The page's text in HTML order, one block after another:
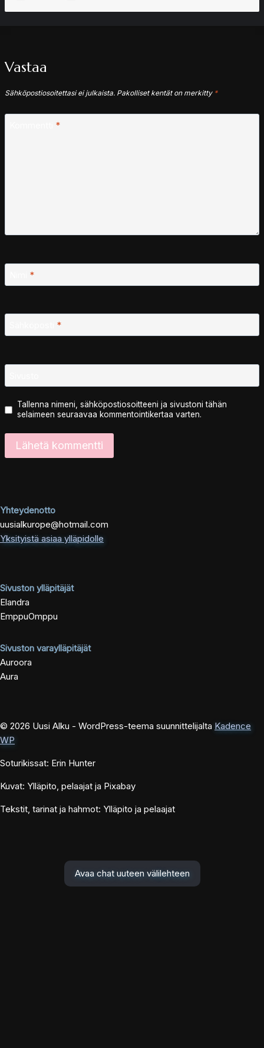
Vastaa
Sähköpostiosoitettasi ei julkaista. Pakolliset kentät on merkitty *
*
*
*
Tallenna nimeni, sähköpostiosoitteeni ja sivustoni tähän
selaimeen seuraavaa kommentointikertaa varten.
Yhteydenotto
uusialkurope@hotmail.com
Yksityistä asiaa ylläpidolle
Sivuston ylläpitäjät
Elandra
EmppuOmppu
Sivuston varaylläpitäjät
Auroora
Aura
© 2026 Uusi Alku - WordPress-teema suunnittelijalta Kadence
WP
Soturikissat: Erin Hunter
Kuvat: Ylläpito, pelaajat ja Pixabay
Tekstit, tarinat ja hahmot: Ylläpito ja pelaajat
Avaa chat uuteen välilehteen